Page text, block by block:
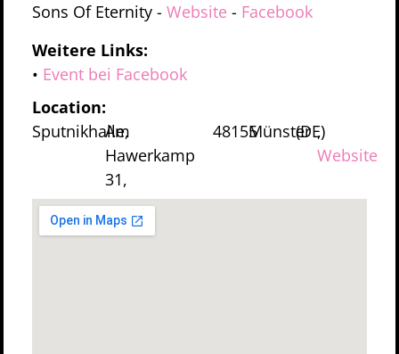
Sons Of Eternity - Website - Facebook
Weitere Links:
• Event bei Facebook
Location:
Sputnikhalle,
Am
Hawerkamp
31,
48155Münster
(DE)
,
Website